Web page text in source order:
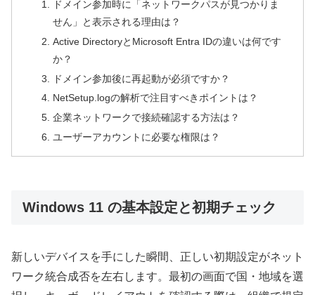
ドメイン参加時に「ネットワークパスが見つかりま
せん」と表示される理由は？
Active DirectoryとMicrosoft Entra IDの違いは何です
か？
ドメイン参加後に再起動が必須ですか？
NetSetup.logの解析で注目すべきポイントは？
企業ネットワークで接続確認する方法は？
ユーザーアカウントに必要な権限は？
Windows 11 の基本設定と初期チェック
新しいデバイスを手にした瞬間、正しい初期設定がネット
ワーク統合成否を左右します。最初の画面で国・地域を選